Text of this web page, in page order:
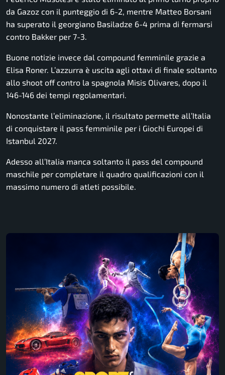
da Gazoz con il punteggio di 6-2, mentre Matteo Borsani
ha superato il georgiano Basiladze 6-4 prima di fermarsi
contro Bakker per 7-3.
Buone notizie invece dal compound femminile grazie a
Elisa Roner. L’azzurra è uscita agli ottavi di finale soltanto
allo shoot off contro la spagnola Misis Olivares, dopo il
146-146 dei tempi regolamentari.
Nonostante l’eliminazione, il risultato permette all’Italia
di conquistare il pass femminile per i Giochi Europei di
Istanbul 2027.
Adesso all’Italia manca soltanto il pass del compound
maschile per completare il quadro qualificazioni con il
massimo numero di atleti possibile.